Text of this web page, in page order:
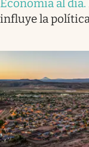
Economía al día.
influye la